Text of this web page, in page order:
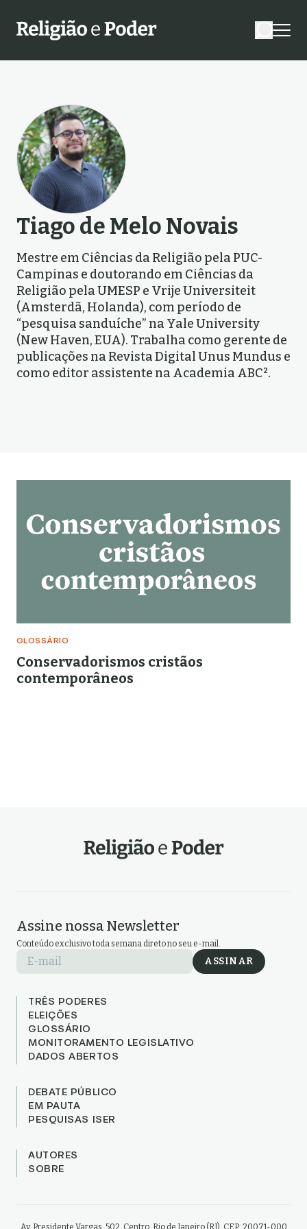
Tiago de Melo Novais
Mestre em Ciências da Religião pela PUC-
Campinas e doutorando em Ciências da
Religião pela UMESP e Vrije Universiteit
(Amsterdã, Holanda), com período de
“pesquisa sanduíche” na Yale University
(New Haven, EUA). Trabalha como gerente de
publicações na Revista Digital Unus Mundus e
como editor assistente na Academia ABC².
GLOSSÁRIO
Conservadorismos cristãos
contemporâneos
Assine nossa Newsletter
Conteúdo exclusivo toda semana direto no seu e-mail.
E-mail ASSINAR
TRÊS PODERES
ELEIÇÕES
GLOSSÁRIO
MONITORAMENTO LEGISLATIVO
DADOS ABERTOS
DEBATE PÚBLICO
EM PAUTA
PESQUISAS ISER
AUTORES
SOBRE
Av. Presidente Vargas, 502. Centro, Rio de Janeiro (RJ). CEP: 20071-000